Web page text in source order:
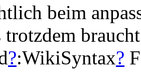
beim
?:WikiSyntax?